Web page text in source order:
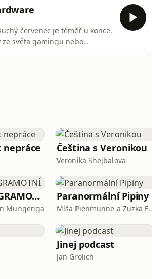
červenec je téměř u konce.
světa gamingu nebo
nepráce Čeština s Veronikou
Veronika Shejbalova
FINANČNĚ GRAMOTNÍ
Mungenga
Paranormální Pipiny
Míša
Jinej podcast
Jan Grolich